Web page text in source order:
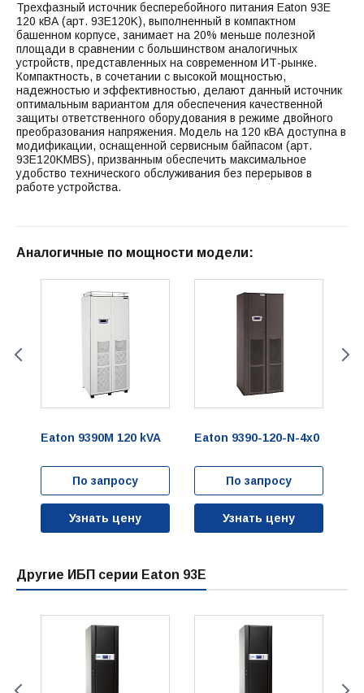
Трехфазный источник бесперебойного питания Eaton 93E
120 кВА (арт. 93E120K), выполненный в компактном
башенном корпусе, занимает на 20% меньше полезной
площади в сравнении с большинством аналогичных
устройств, представленных на современном ИТ-рынке.
Компактность, в сочетании с высокой мощностью,
надежностью и эффективностью, делают данный источник
оптимальным вариантом для обеспечения качественной
защиты ответственного оборудования в режиме двойного
преобразования напряжения. Модель на 120 кВА доступна в
модификации, оснащенной сервисным байпасом (арт.
93E120KMBS), призванным обеспечить максимальное
удобство технического обслуживания без перерывов в
работе устройства.
Аналогичные по мощности модели:
Eaton 9390M 120 kVA
По запросу
Узнать цену
Eaton 9390-120-N-4x0
По запросу
Узнать цену
Другие ИБП серии Eaton 93E